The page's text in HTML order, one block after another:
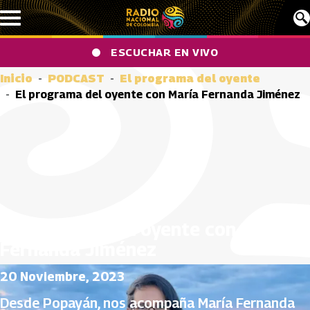
Pasar al contenido principal
ESCUCHAR EN VIVO
Inicio PODCAST
El programa del oyente
El programa del oyente con María Fernanda Jiménez
20 Noviembre, 2023
Desde Popayán, nos acompaña María Fernanda